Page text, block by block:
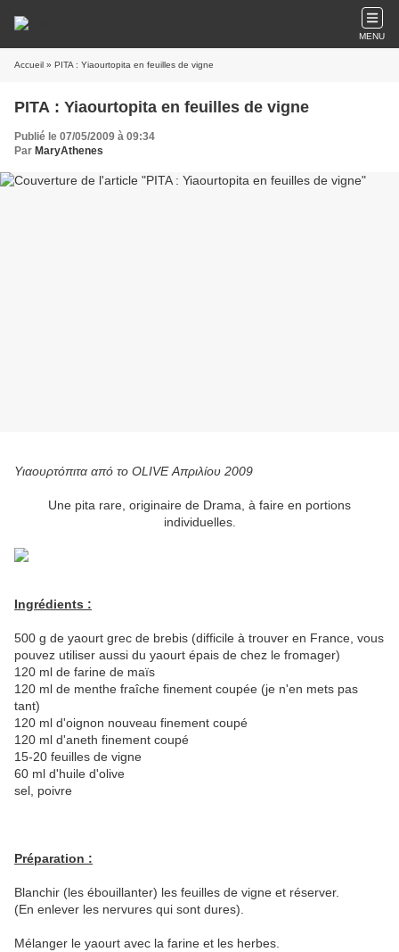
MENU
Accueil » PITA : Yiaourtopita en feuilles de vigne
PITA : Yiaourtopita en feuilles de vigne
Publié le 07/05/2009 à 09:34
Par MaryAthenes
Υιαουρτόπιτα από το OLIVE Απριλίου 2009
Une pita rare, originaire de Drama, à faire en portions
individuelles.
Ingrédients :
500 g de yaourt grec de brebis (difficile à trouver en France, vous
pouvez utiliser aussi du yaourt épais de chez le fromager)
120 ml de farine de maïs
120 ml de menthe fraîche finement coupée (je n'en mets pas
tant)
120 ml d'oignon nouveau finement coupé
120 ml d'aneth finement coupé
15-20 feuilles de vigne
60 ml d'huile d'olive
sel, poivre
Préparation :
Blanchir (les ébouillanter) les feuilles de vigne et réserver.
(En enlever les nervures qui sont dures).
Mélanger le yaourt avec la farine et les herbes.